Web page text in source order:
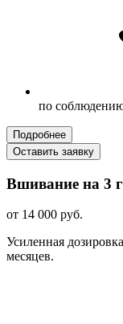
по
Подробнее
Оставить заявку
Вшивание на 3
от 14 000 руб.
Усиленная
месяцев.